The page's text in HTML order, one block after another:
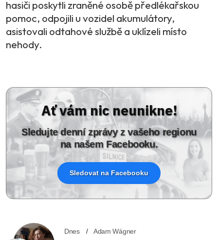
hasiči poskytli zraněné osobě předlékařskou
pomoc, odpojili u vozidel akumulátory,
asistovali odtahové službě a uklízeli místo
nehody.
Ať vám nic neunikne!
Sledujte denní zprávy z vašeho regionu
na našem Facebooku.
Sledovat na Facebooku
Dnes Adam Wágner